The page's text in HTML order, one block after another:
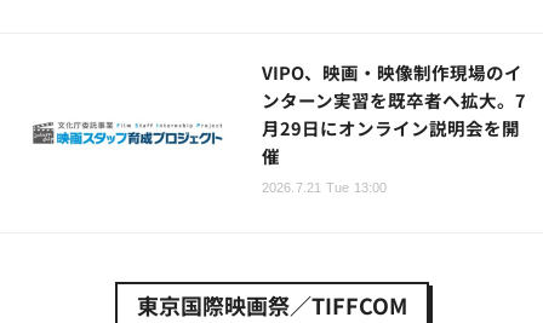
VIPO、映画・映像制作現場のイ
ンターン実習を既卒者へ拡大。7
月29日にオンライン説明会を開
催
2026.7.21 Tue 13:00
東京国際映画祭／TIFFCOM